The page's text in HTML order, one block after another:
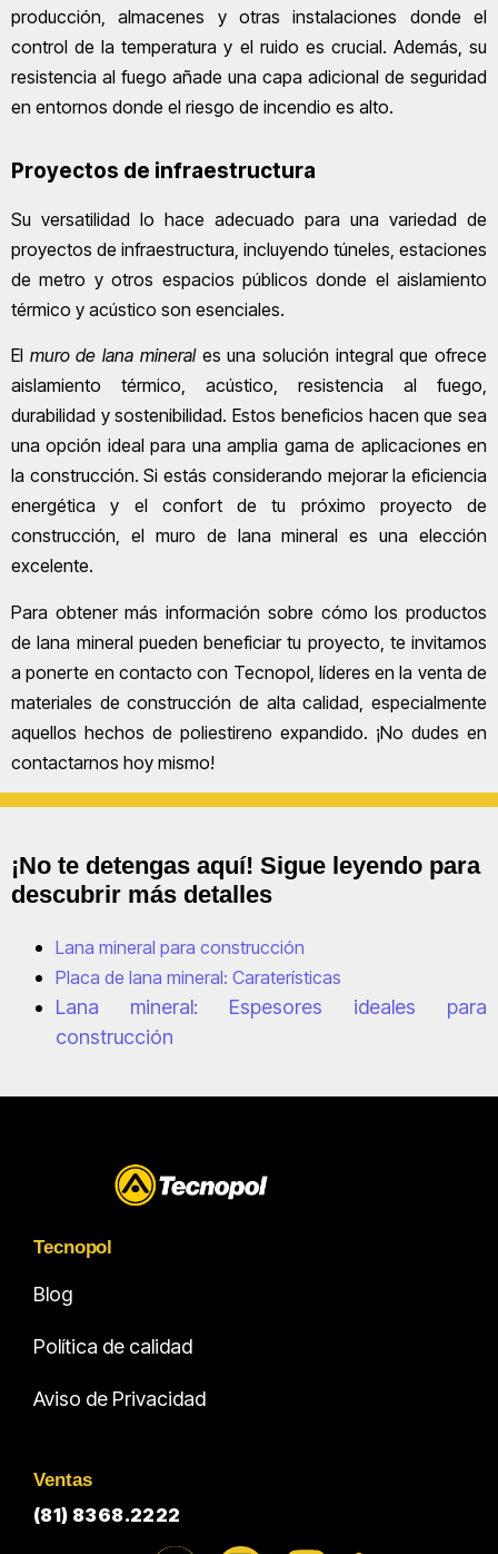
producción, almacenes y otras instalaciones donde el
control de la temperatura y el ruido es crucial. Además, su
resistencia al fuego añade una capa adicional de seguridad
en entornos donde el riesgo de incendio es alto.
Proyectos de infraestructura
Su versatilidad lo hace adecuado para una variedad de
proyectos de infraestructura, incluyendo túneles, estaciones
de metro y otros espacios públicos donde el aislamiento
térmico y acústico son esenciales.
El muro de lana minerales una solución integral que ofrece
aislamiento térmico, acústico, resistencia al fuego,
durabilidad y sostenibilidad. Estos beneficios hacen que sea
una opción ideal para una amplia gama de aplicaciones en
la construcción. Si estás considerando mejorar la eficiencia
energética y el confort de tu próximo proyecto de
construcción, el muro de lana mineral es una elección
excelente.
Para obtener más información sobre cómo los productos
de lana mineral pueden beneficiar tu proyecto, te invitamos
a ponerte en contacto con Tecnopol, líderes en la venta de
materiales de construcción de alta calidad, especialmente
aquellos hechos de poliestireno expandido. ¡No dudes en
contactarnos hoy mismo!
¡No te detengas aquí! Sigue leyendo para
descubrir más detalles
Lana mineral para construcción
Placa de lana mineral: Caraterísticas
Lana mineral: Espesores ideales para
construcción
Tecnopol
Blog
Política de calidad
Aviso de Privacidad
Ventas
(81) 8368.2222